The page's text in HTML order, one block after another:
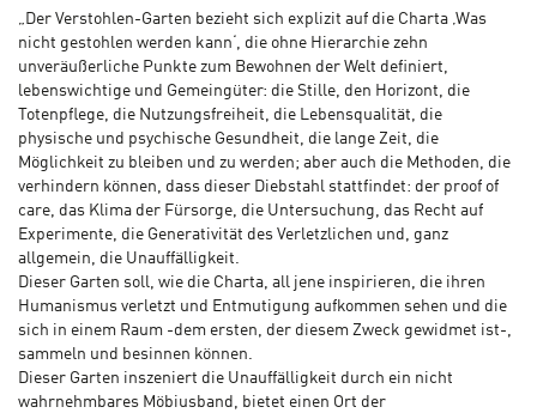
„Der Verstohlen-Garten bezieht sich explizit auf die Charta ‚Was
nicht gestohlen werden kann‘, die ohne Hierarchie zehn
unveräußerliche Punkte zum Bewohnen der Welt deﬁniert,
lebenswichtige und Gemeingüter: die Stille, den Horizont, die
Totenpflege, die Nutzungsfreiheit, die Lebensqualität, die
physische und psychische Gesundheit, die lange Zeit, die
Möglichkeit zu bleiben und zu werden; aber auch die Methoden, die
verhindern können, dass dieser Diebstahl stattfindet: der proof of
care, das Klima der Fürsorge, die Untersuchung, das Recht auf
Experimente, die Generativität des Verletzlichen und, ganz
allgemein, die Unauffälligkeit.
Dieser Garten soll, wie die Charta, all jene inspirieren, die ihren
Humanismus verletzt und Entmutigung aufkommen sehen und die
sich in einem Raum -dem ersten, der diesem Zweck gewidmet ist-,
sammeln und besinnen können.
Dieser Garten inszeniert die Unauffälligkeit durch ein nicht
wahrnehmbares Möbiusband, bietet einen Ort der